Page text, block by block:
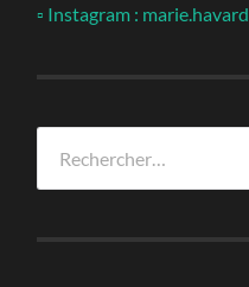
▫ Instagram : marie.havard